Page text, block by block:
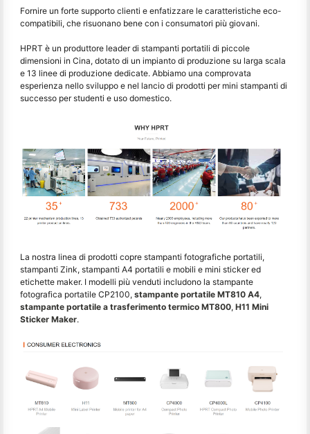
Fornire un forte supporto clienti e enfatizzare le caratteristiche eco-
compatibili, che risuonano bene con i consumatori più giovani.
HPRT è un produttore leader di stampanti portatili di piccole
dimensioni in Cina, dotato di un impianto di produzione su larga scala
e 13 linee di produzione dedicate. Abbiamo una comprovata
esperienza nello sviluppo e nel lancio di prodotti per mini stampanti di
successo per studenti e uso domestico.
La nostra linea di prodotti copre stampanti fotografiche portatili,
stampanti Zink, stampanti A4 portatili e mobili e mini sticker ed
etichette maker. I modelli più venduti includono la stampante
fotografica portatile CP2100, stampante portatile MT810 A4,
stampante portatile a trasferimento termico MT800, H11 Mini
Sticker Maker.